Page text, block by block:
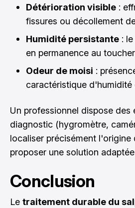
Détérioration visible :
fissures ou décollement
Humidité persistante :
en permanence au toucher
Odeur de moisi :
caractéristique d'humidité
Un professionnel dispose des
diagnostic (hygromètre,
localiser précisément l'origine
proposer une solution
Conclusion
Le traitement durable du